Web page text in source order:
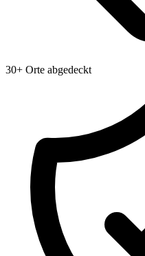
30+ Orte abgedeckt